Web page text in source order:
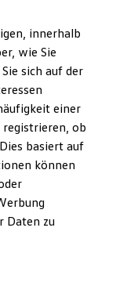
innerhalb
wie Sie
sich auf der
einer
registrieren, ob
basiert auf
können
Daten zu